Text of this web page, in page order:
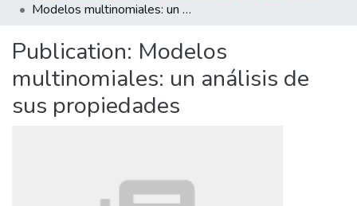
Modelos multinomiales: un análisis de sus propiedades
Publication: Modelos
multinomiales: un análisis de
sus propiedades